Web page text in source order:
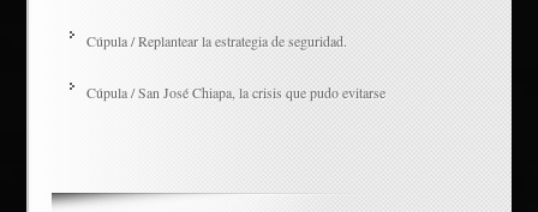
Cúpula / Replantear la estrategia de seguridad.
Cúpula / San José Chiapa, la crisis que pudo evitarse